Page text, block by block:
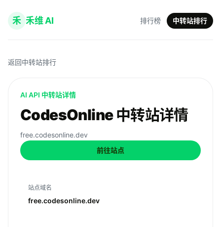
禾 禾维 AI 排行榜 中转站排行
返回中转站排行
AI API 中转站详情
CodesOnline 中转站详情
free.codesonline.dev
前往站点
站点域名
free.codesonline.dev